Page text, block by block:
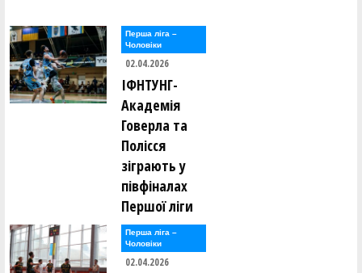
Перша лiга –
Чоловiки
02.04.2026
ІФНТУНГ-
Академія
Говерла та
Полісся
зіграють у
півфіналах
Першої ліги
Перша лiга –
Чоловiки
02.04.2026